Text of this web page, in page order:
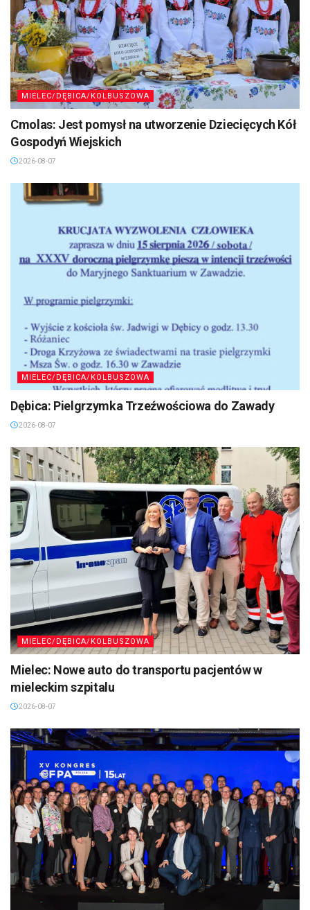
MIELEC/DĘBICA/KOLBUSZOWA
Cmolas: Jest pomysł na utworzenie Dziecięcych Kół
Gospodyń Wiejskich
2026-08-07
MIELEC/DĘBICA/KOLBUSZOWA
Dębica: Pielgrzymka Trzeźwościowa do Zawady
2026-08-07
MIELEC/DĘBICA/KOLBUSZOWA
Mielec: Nowe auto do transportu pacjentów w
mieleckim szpitalu
2026-08-07